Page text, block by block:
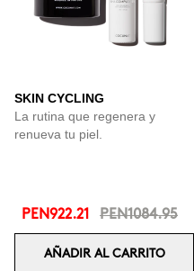
SKIN CYCLING
La rutina que regenera y
renueva tu piel.
PEN922.21 PEN1084.95
AÑADIR AL CARRITO